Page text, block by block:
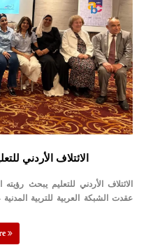
الائتلاف الأردني
الائتلاف الأردني للتعليم يبحث
عقدت الشبكة العربية للتربية المدنية